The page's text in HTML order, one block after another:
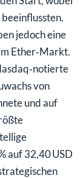
jedoch eine
Ether‑Markt.
von
und auf
auf 32,40 USD